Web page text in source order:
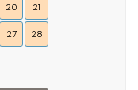
20 21
27 28